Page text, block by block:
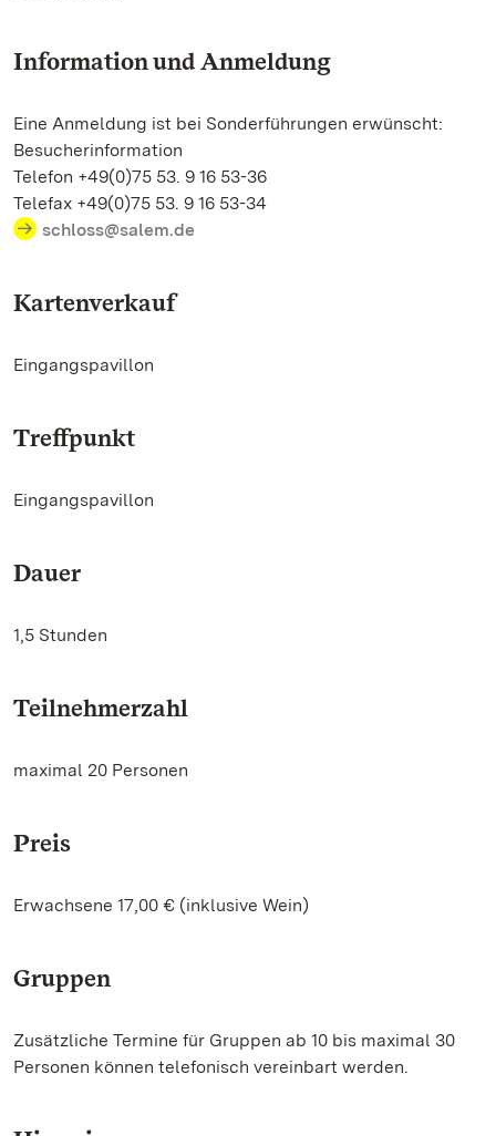
Information und Anmeldung
Eine Anmeldung ist bei Sonderführungen erwünscht:
Besucherinformation
Telefon +49(0)75 53. 9 16 53-36
Telefax +49(0)75 53. 9 16 53-34
schloss@salem.de
Kartenverkauf
Eingangspavillon
Treffpunkt
Eingangspavillon
Dauer
1,5 Stunden
Teilnehmerzahl
maximal 20 Personen
Preis
Erwachsene 17,00 € (inklusive Wein)
Gruppen
Zusätzliche Termine für Gruppen ab 10 bis maximal 30
Personen können telefonisch vereinbart werden.